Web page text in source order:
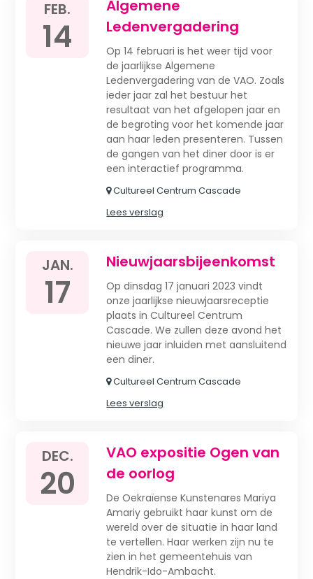
FEB.
14
Algemene
Ledenvergadering
Op 14 februari is het weer tijd voor
de jaarlijkse Algemene
Ledenvergadering van de VAO. Zoals
ieder jaar zal het bestuur het
resultaat van het afgelopen jaar en
de begroting voor het komende jaar
aan haar leden presenteren. Tussen
de gangen van het diner door is er
een interactief programma.
Cultureel Centrum Cascade
Lees verslag
JAN.
17
Nieuwjaarsbijeenkomst
Op dinsdag 17 januari 2023 vindt
onze jaarlijkse nieuwjaarsreceptie
plaats in Cultureel Centrum
Cascade. We zullen deze avond het
nieuwe jaar inluiden met aansluitend
een diner.
Cultureel Centrum Cascade
Lees verslag
DEC.
20
VAO expositie Ogen van
de oorlog
De Oekraïense Kunstenares Mariya
Amariy gebruikt haar kunst om de
wereld over de situatie in haar land
te vertellen. Haar werken zijn nu te
zien in het gemeentehuis van
Hendrik-Ido-Ambacht.